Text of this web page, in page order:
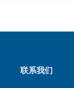
联系我们